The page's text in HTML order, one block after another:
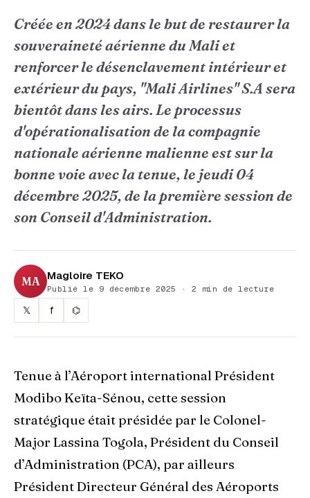
Créée en 2024 dans le but de restaurer la
souveraineté aérienne du Mali et
renforcer le désenclavement intérieur et
extérieur du pays, "Mali Airlines" S.A sera
bientôt dans les airs. Le processus
d'opérationalisation de la compagnie
nationale aérienne malienne est sur la
bonne voie avec la tenue, le jeudi 04
décembre 2025, de la première session de
son Conseil d'Administration.
MA Magloire TEKO
Publié le 9 décembre 2025 · 2 min de lecture
𝕏 f ⌬
Tenue à l’Aéroport international Président
Modibo Keïta-Sénou, cette session
stratégique était présidée par le Colonel-
Major Lassina Togola, Président du Conseil
d’Administration (PCA), par ailleurs
Président Directeur Général des Aéroports